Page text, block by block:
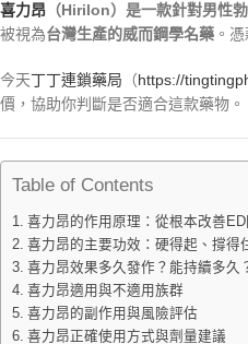
喜力昂 （Hirilon）是一款針對男性
被視為台灣生產的威而鋼學名藥 。
今天丁丁連鎖藥局 （https://
價，協助你判斷是否適合這款藥物。
Table of Contents
喜力昂的作用原理：從根本改善ED
喜力昂的主要功效：硬得起、撐得
喜力昂效果多久發作？能持續多久
喜力昂適用與不適用族群
喜力昂的副作用與風險評估
喜力昂正確使用方式與劑量建議